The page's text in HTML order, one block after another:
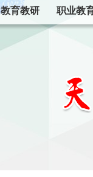
教育教研 职业教